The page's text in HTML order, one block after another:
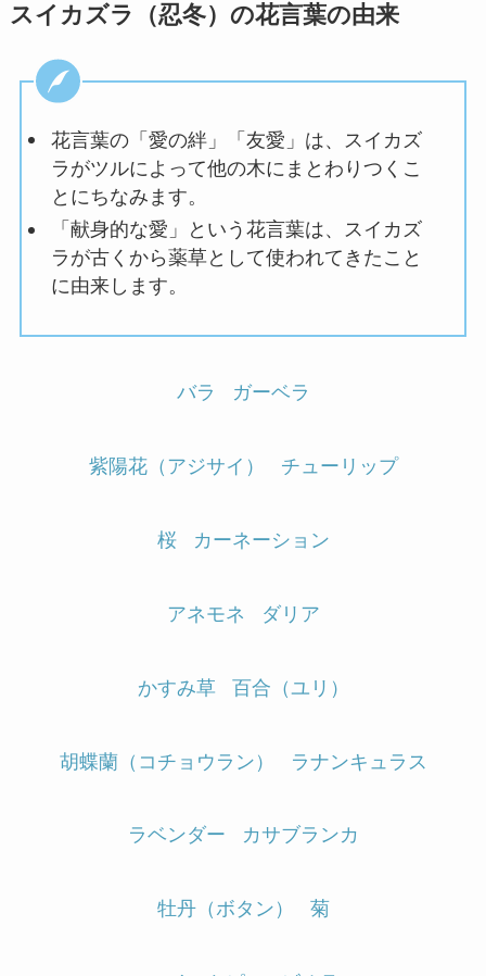
スイカズラ（忍冬）の花言葉の由来
花言葉の「愛の絆」「友愛」は、スイカズ
ラがツルによって他の木にまとわりつくこ
とにちなみます。
「献身的な愛」という花言葉は、スイカズ
ラが古くから薬草として使われてきたこと
に由来します。
バラ ガーベラ
紫陽花（アジサイ） チューリップ
桜 カーネーション
アネモネ ダリア
かすみ草 百合（ユリ）
胡蝶蘭（コチョウラン） ラナンキュラス
ラベンダー カサブランカ
牡丹（ボタン） 菊